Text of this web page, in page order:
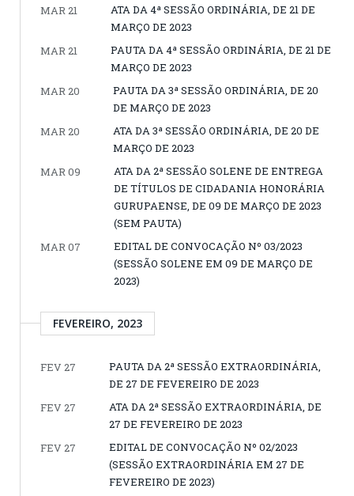
MAR 21
ATA DA 4ª SESSÃO ORDINÁRIA, DE 21 DE
MARÇO DE 2023
MAR 21
PAUTA DA 4ª SESSÃO ORDINÁRIA, DE 21 DE
MARÇO DE 2023
MAR 20
PAUTA DA 3ª SESSÃO ORDINÁRIA, DE 20
DE MARÇO DE 2023
MAR 20
ATA DA 3ª SESSÃO ORDINÁRIA, DE 20 DE
MARÇO DE 2023
MAR 09
ATA DA 2ª SESSÃO SOLENE DE ENTREGA
DE TÍTULOS DE CIDADANIA HONORÁRIA
GURUPAENSE, DE 09 DE MARÇO DE 2023
(SEM PAUTA)
MAR 07
EDITAL DE CONVOCAÇÃO Nº 03/2023
(SESSÃO SOLENE EM 09 DE MARÇO DE
2023)
FEVEREIRO, 2023
FEV 27
PAUTA DA 2ª SESSÃO EXTRAORDINÁRIA,
DE 27 DE FEVEREIRO DE 2023
FEV 27
ATA DA 2ª SESSÃO EXTRAORDINÁRIA, DE
27 DE FEVEREIRO DE 2023
FEV 27
EDITAL DE CONVOCAÇÃO Nº 02/2023
(SESSÃO EXTRAORDINÁRIA EM 27 DE
FEVEREIRO DE 2023)